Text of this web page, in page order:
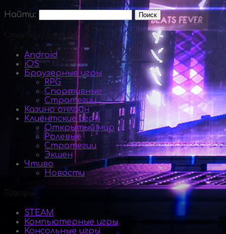
Найти:
Android
iOS
Браузерные игры
RPG
Спортивные
Стратегии
Казино онлайн
Клиентские игры
Открытый мир
Ролевые
Стратегии
Экшен
Чтиво
Новости
STEAM
Компьютерные игры
Консольные игры